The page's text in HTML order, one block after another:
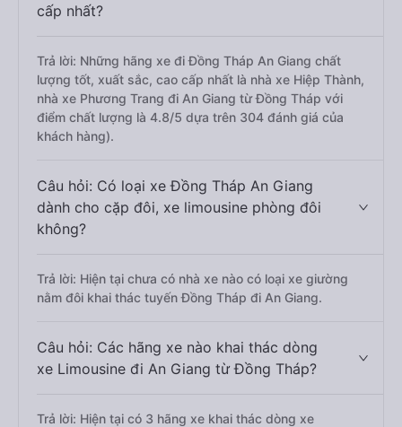
cấp nhất?
Trả lời: Những hãng xe đi Đồng Tháp An Giang chất
lượng tốt, xuất sắc, cao cấp nhất là nhà xe Hiệp Thành,
nhà xe Phương Trang đi An Giang từ Đồng Tháp với
điểm chất lượng là 4.8/5 dựa trên 304 đánh giá của
khách hàng).
Câu hỏi: Có loại xe Đồng Tháp An Giang
dành cho cặp đôi, xe limousine phòng đôi
không?
Trả lời: Hiện tại chưa có nhà xe nào có loại xe giường
nằm đôi khai thác tuyến Đồng Tháp đi An Giang.
Câu hỏi: Các hãng xe nào khai thác dòng
xe Limousine đi An Giang từ Đồng Tháp?
Trả lời: Hiện tại có 3 hãng xe khai thác dòng xe